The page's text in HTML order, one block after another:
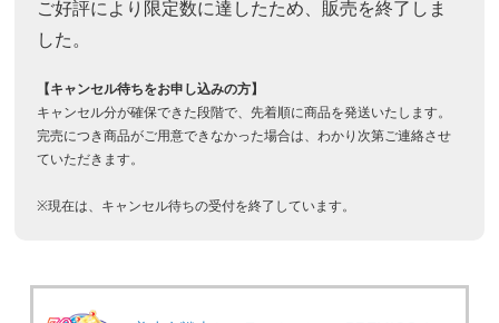
ご好評により限定数に達したため、販売を終了しま
した。
【キャンセル待ちをお申し込みの方】
キャンセル分が確保できた段階で、先着順に商品を発送いたします。
完売につき商品がご用意できなかった場合は、わかり次第ご連絡させ
ていただきます。
※現在は、キャンセル待ちの受付を終了しています。